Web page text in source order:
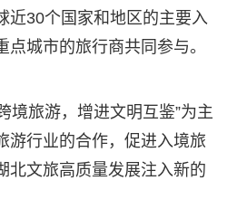
近30个国家和地区的主要入
城市的旅行商共同参与。
境旅游，增进文明互鉴”为主
游行业的合作，促进入境旅
北文旅高质量发展注入新的